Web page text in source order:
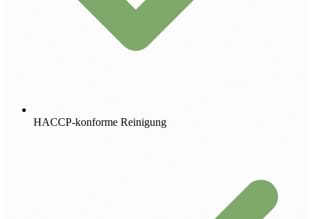
HACCP-konforme Reinigung